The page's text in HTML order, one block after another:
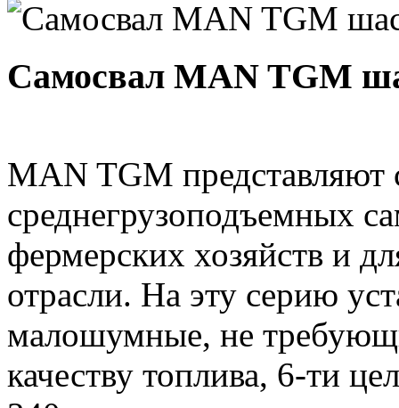
Самосвал MAN TGM
MAN TGM представляют
среднегрузоподъемных
фермерских хозяйств и
отрасли. На эту серию
малошумные, не
качеству топлива, 6-ти